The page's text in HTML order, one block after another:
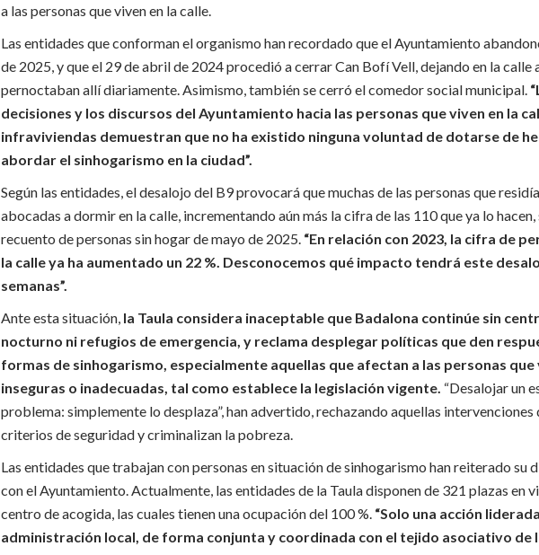
a las personas que viven en la calle.
Las entidades que conforman el organismo han recordado que el Ayuntamiento
de 2025, y que el 29 de abril de 2024 procedió a cerrar Can Bofí Vell, dejando en la calle
pernoctaban allí diariamente. Asimismo, también se cerró el comedor social municipal.
decisiones y los discursos del Ayuntamiento hacia las personas que viven en la
infraviviendas demuestran que no ha existido ninguna voluntad de dotarse de
abordar el sinhogarismo en la ciudad”.
Según las entidades, el desalojo del B9 provocará que muchas de las personas que
abocadas a dormir en la calle, incrementando aún más la cifra de las 110 que ya lo
recuento de personas sin hogar de mayo de 2025. “En relación con 2023, la cifra de
la calle ya ha aumentado un 22 %. Desconocemos qué impacto tendrá este
semanas”.
Ante esta situación, la Taula considera inaceptable que Badalona continúe sin
nocturno ni refugios de emergencia, y reclama desplegar políticas que den
formas de sinhogarismo, especialmente aquellas que afectan a las personas que
inseguras o inadecuadas, tal como establece la legislación vigente. “Desalojar un
problema: simplemente lo desplaza”, han advertido, rechazando aquellas intervenciones
criterios de seguridad y criminalizan la pobreza.
Las entidades que trabajan con personas en situación de sinhogarismo han reiterado su
con el Ayuntamiento. Actualmente, las entidades de la Taula disponen de 321 plazas en
centro de acogida, las cuales tienen una ocupación del 100 %. “Solo una acción
administración local, de forma conjunta y coordinada con el tejido asociativo de